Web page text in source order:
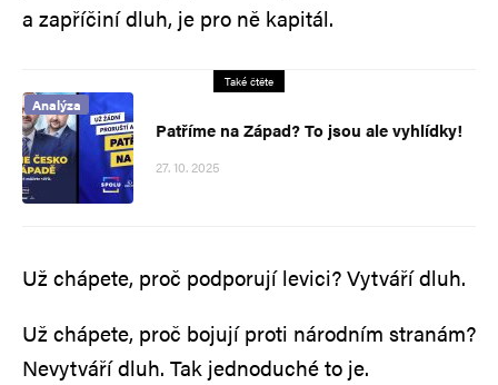
a zapříčiní dluh, je pro ně kapitál.
Také čtěte
Analýza
Patříme na Západ? To jsou ale vyhlídky!
27. 10. 2025
Už chápete, proč podporují levici? Vytváří dluh.
Už chápete, proč bojují proti národním stranám?
Nevytváří dluh. Tak jednoduché to je.